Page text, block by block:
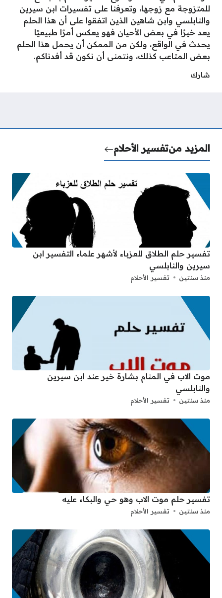
للمتزوجة مع زوجها، وتعرفنا على تفسيرات ابن سيرين
والنابلسي وابن شاهين الذين اتفقوا على أن هذا الحلم
يعد خيرًا في بعض الأحيان فهو يعكس أمرًا طبيعيًا
يحدث في الواقع، ولكن من الممكن أن يحمل هذا الحلم
بعض المتاعب كذلك، ونتمنى أن نكون قد أفدناكم.
شارك
المزيد منتفسير الأحلام
تفسير حلم الطلاق للعزباء لأشهر علماء التفسير ابن
سيرين والنابلسي
منذ سنتين تفسير الأحلام
موت الاب في المنام بشارة خير عند ابن سيرين
والنابلسي
منذ سنتين تفسير الأحلام
تفسير حلم موت الاب وهو حي والبكاء عليه
منذ سنتين تفسير الأحلام